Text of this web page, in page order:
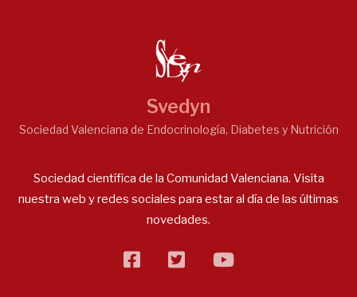
Svedyn
Sociedad Valenciana de Endocrinología, Diabetes y Nutrición
Sociedad científica de la Comunidad Valenciana. Visita
nuestra web y redes sociales para estar al día de las últimas
novedades.
facebooktwitterflickr